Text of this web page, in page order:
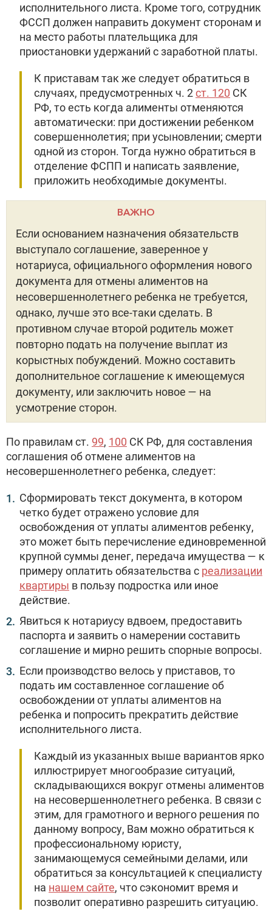
исполнительного листа. Кроме того, сотрудник
ФССП должен направить документ сторонам и
на место работы плательщика для
приостановки удержаний с заработной платы.
К приставам так же следует обратиться в
случаях, предусмотренных ч. 2ст. 120 СК
РФ, то есть когда алименты отменяются
автоматически: при достижении ребенком
совершеннолетия; при усыновлении; смерти
одной из сторон. Тогда нужно обратиться в
отделение ФСПП и написать заявление,
приложить необходимые документы.
ВАЖНО
Если основанием назначения обязательств
выступало соглашение, заверенное у
нотариуса, официального оформления нового
документа для отмены алиментов на
несовершеннолетнего ребенка не требуется,
однако, лучше это все-таки сделать. В
противном случае второй родитель может
повторно подать на получение выплат из
корыстных побуждений. Можно составить
дополнительное соглашение к имеющемуся
документу, или заключить новое — на
усмотрение сторон.
По правилам ст. 99, 100 СК РФ, для составления
соглашения об отмене алиментов на
несовершеннолетнего ребенка, следует:
Сформировать текст документа, в котором
четко будет отражено условие для
освобождения от уплаты алиментов ребенку,
это может быть перечисление единовременной
крупной суммы денег, передача имущества — к
примеру оплатить обязательства с реализации
квартиры в пользу подростка или иное
действие.
Явиться к нотариусу вдвоем, предоставить
паспорта и заявить о намерении составить
соглашение и мирно решить спорные вопросы.
Если производство велось у приставов, то
подать им составленное соглашение об
освобождении от уплаты алиментов на
ребенка и попросить прекратить действие
исполнительного листа.
Каждый из указанных выше вариантов ярко
иллюстрирует многообразие ситуаций,
складывающихся вокруг отмены алиментов
на несовершеннолетнего ребенка. В связи с
этим, для грамотного и верного решения по
данному вопросу, Вам можно обратиться к
профессиональному юристу,
занимающемуся семейными делами, или
обратиться за консультацией к специалисту
на нашем сайте, что сэкономит время и
позволит оперативно разрешить ситуацию.